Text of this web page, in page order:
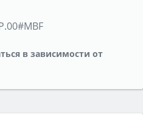
в зависимости от